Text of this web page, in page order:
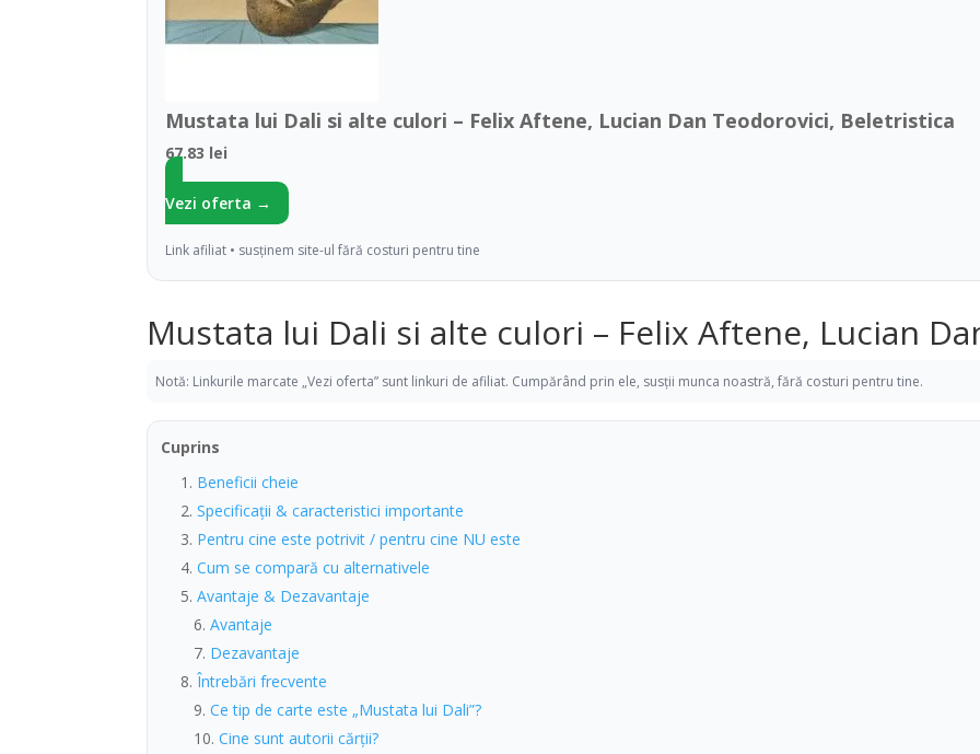
Mustata lui Dali si alte culori – Felix Aftene, Lucian Dan Teodorovici, Beletristica
67.83 lei
Vezi oferta →
Link afiliat • susținem site-ul fără costuri pentru tine
Mustata lui Dali si alte culori – Felix Aftene, Lucian
Notă: Linkurile marcate „Vezi oferta” sunt linkuri de afiliat. Cumpărând prin ele, susții munca noastră, fără costuri pentru tine.
Cuprins
Beneficii cheie
Specificații & caracteristici importante
Pentru cine este potrivit / pentru cine NU este
Cum se compară cu alternativele
Avantaje & Dezavantaje
Avantaje
Dezavantaje
Întrebări frecvente
Ce tip de carte este „Mustata lui Dali”?
Cine sunt autorii cărții?